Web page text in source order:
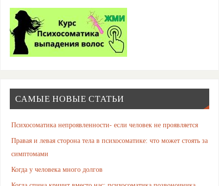
САМЫЕ НОВЫЕ СТАТЬИ
Психосоматика непроявленности- если человек не проявляется
Правая и левая сторона тела в психосоматике: что может стоять за
симптомами
Когда у человека много долгов